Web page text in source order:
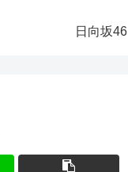
日向坂46